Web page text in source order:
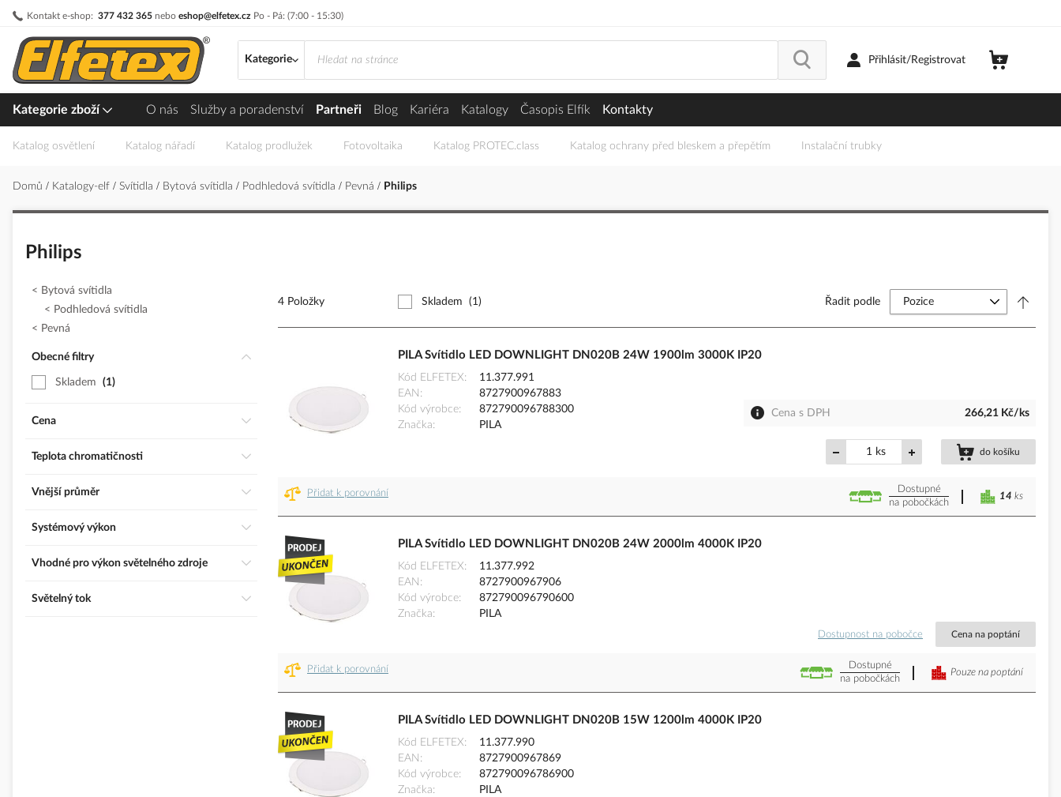
Kontakt e-shop: 377 432 365 nebo eshop@elfetex.cz Po - Pá: (7:00 - 15:30)
Přejít
obsah
Kategorie
Přihlásit/Registrovat
Kategorie zboží O nás Služby a poradenství Partneři Blog Kariéra Katalogy Časopis Elfík Kontakty
Katalog osvětlení Katalog nářadí Katalog prodlužek Fotovoltaika Katalog PROTEC.class Katalog ochrany před bleskem a přepětím Instalační trubky
Domů Katalogy-elf Svítidla Bytová svítidla Podhledová svítidla Pevná Philips
Philips
4 Položky Skladem (1) Řadit podle
PILA Svítidlo LED DOWNLIGHT DN020B 24W 1900lm 3000K IP20
Kód ELFETEX
11.377.991
EAN
8727900967883
Kód výrobce
872790096788300
Značka
PILA
Cena s DPH 266,21 Kč/ks
ks do košíku
Přidat k porovnání
Dostupné
na pobočkách
14 ks
PILA Svítidlo LED DOWNLIGHT DN020B 24W 2000lm 4000K IP20
Kód ELFETEX
11.377.992
EAN
8727900967906
Kód výrobce
872790096790600
Značka
PILA
Dostupnost na pobočce Cena na poptání
Přidat k porovnání
Dostupné
na pobočkách
Pouze na poptání
PILA Svítidlo LED DOWNLIGHT DN020B 15W 1200lm 4000K IP20
Kód ELFETEX
11.377.990
EAN
8727900967869
Kód výrobce
872790096786900
Značka
PILA
Bytová svítidla
Podhledová svítidla
Pevná
Obecné filtry
Skladem 1
Cena
Teplota chromatičnosti
Vnější průměr
Systémový výkon
Vhodné pro výkon světelného zdroje
Světelný tok